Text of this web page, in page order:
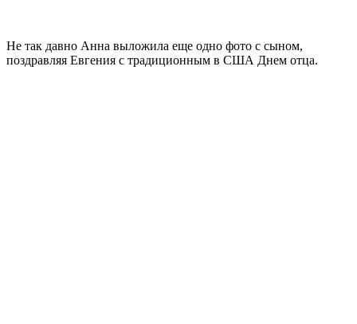
Не так давно Анна выложила еще одно фото с сыном,
поздравляя Евгения с традиционным в США Днем отца.